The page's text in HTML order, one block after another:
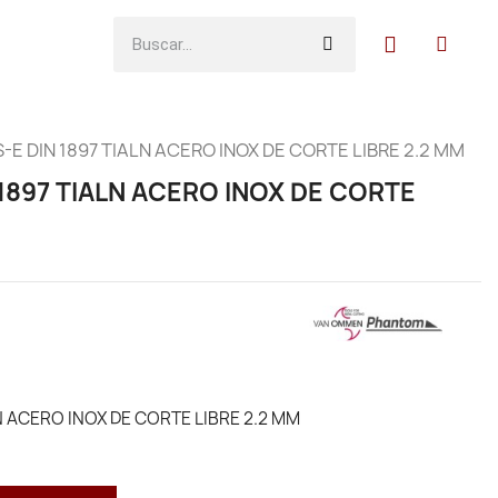
E DIN 1897 TIALN ACERO INOX DE CORTE LIBRE 2.2 MM
TIALN ACERO INOX DE CORTE
INOX DE CORTE LIBRE 2.2 MM